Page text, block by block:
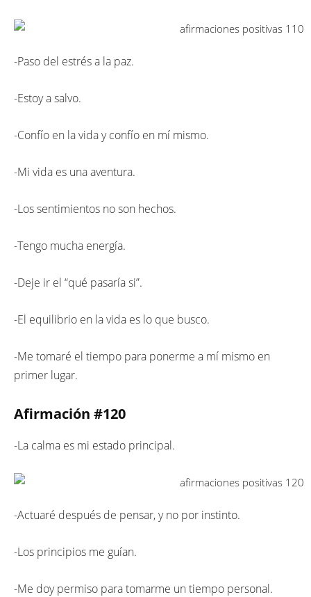
-Paso del estrés a la paz.
-Estoy a salvo.
-Confío en la vida y confío en mí mismo.
-Mi vida es una aventura.
-Los sentimientos no son hechos.
-Tengo mucha energía.
-Deje ir el “qué pasaría si”.
-El equilibrio en la vida es lo que busco.
-Me tomaré el tiempo para ponerme a mí mismo en
primer lugar.
Afirmación #120
-La calma es mi estado principal.
-Actuaré después de pensar, y no por instinto.
-Los principios me guían.
-Me doy permiso para tomarme un tiempo personal.